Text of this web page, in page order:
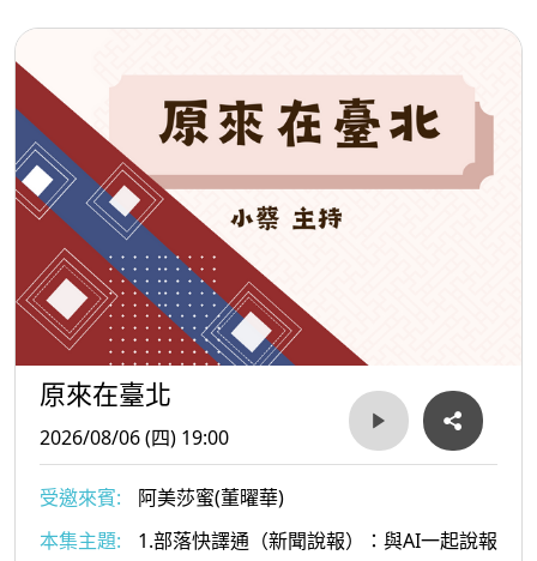
原來在臺北
2026/08/06 (四) 19:00
受邀來賓:
阿美莎蜜(董曜華)
本集主題:
1.部落快譯通（新聞說報）：與AI一起說報